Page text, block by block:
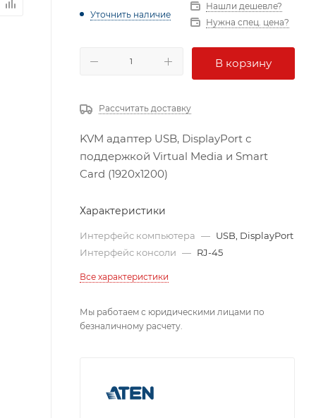
Уточнить наличие
Нашли дешевле?
Нужна спец. цена?
В корзину
Рассчитать доставку
KVM адаптер USB, DisplayPort с
поддержкой Virtual Media и Smart
Card (1920x1200)
Характеристики
Интерфейс компьютера — USB, DisplayPort
Интерфейс консоли — RJ-45
Все характеристики
Мы работаем с юридическими лицами по
безналичному расчету.